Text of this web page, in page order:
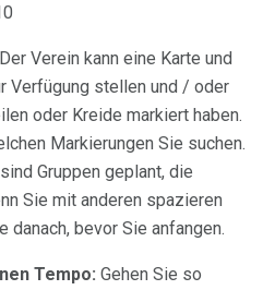
Der Verein kann eine Karte und
Verfügung stellen und / oder
oder Kreide markiert haben.
Markierungen Sie suchen.
Gruppen geplant, die
Sie mit anderen spazieren
danach, bevor Sie anfangen.
Tempo: Gehen Sie so